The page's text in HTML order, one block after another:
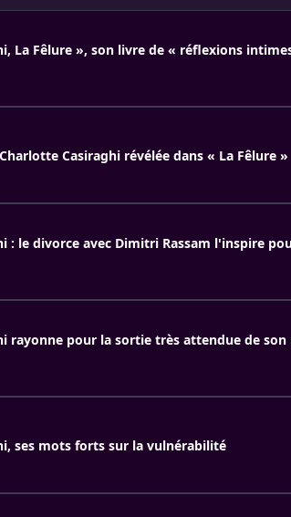
La Fêlure », son livre de « réflexions
Casiraghi révélée dans « La Fêlure »
: le divorce avec Dimitri Rassam l'inspire
rayonne pour la sortie très attendue de son
ses mots forts sur la vulnérabilité